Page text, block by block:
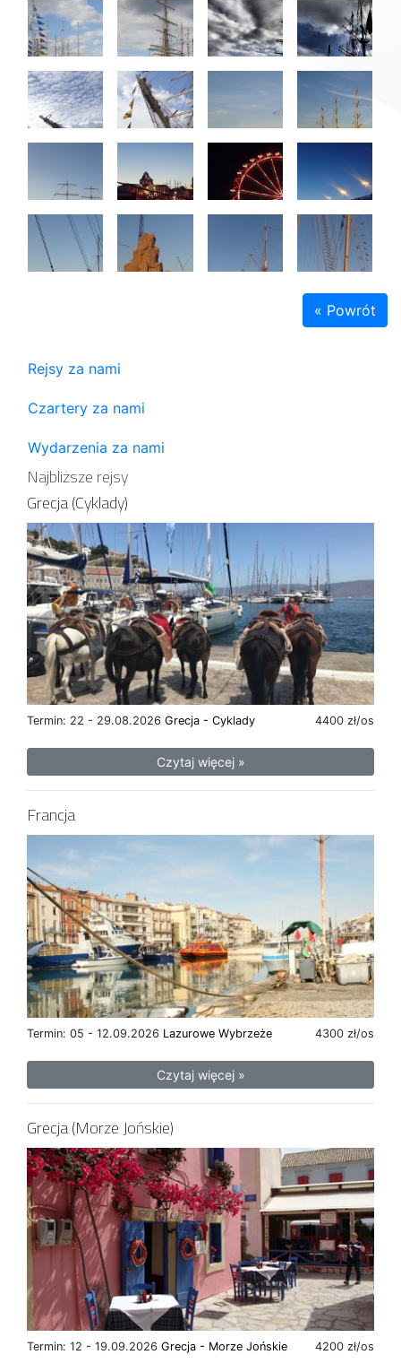
« Powrót
Rejsy za nami
Czartery za nami
Wydarzenia za nami
Najbliższe rejsy
Grecja (Cyklady)
Termin: 22 - 29.08.2026 4400 zł/os
Grecja - Cyklady
Czytaj więcej »
Francja
Termin: 05 - 12.09.2026 4300 zł/os
Lazurowe Wybrzeże
Czytaj więcej »
Grecja (Morze Jońskie)
Termin: 12 - 19.09.2026 4200 zł/os
Grecja - Morze Jońskie